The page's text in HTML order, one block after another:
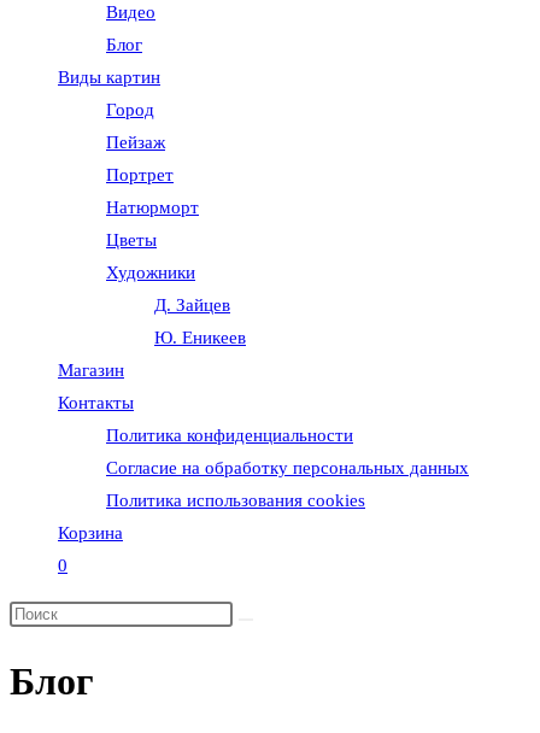
Видео
Блог
Виды картин
Город
Пейзаж
Портрет
Натюрморт
Цветы
Художники
Д. Зайцев
Ю. Еникеев
Магазин
Контакты
Политика конфиденциальности
Согласие на обработку персональных данных
Политика использования cookies
Корзина
0
поиск
веб-
Блог